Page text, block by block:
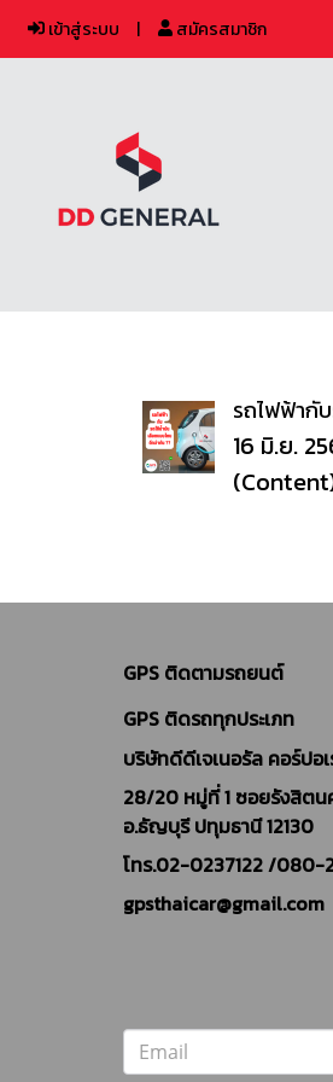
เข้าสู่ระบบ สมัครสมาชิก
รถไฟฟ้ากั
16 มิ.ย.
GPS ติดตามรถยนต์
GPS ติดรถทุกประเภท
บริษัทดีดีเจเนอรัล คอร์ปอ
28/20 หมู่ที่ 1 ซอยรังสิต
อ.ธัญบุรี ปทุมธานี 12130
โทร.02-0237122 /080-
gpsthaicar@gmail.com